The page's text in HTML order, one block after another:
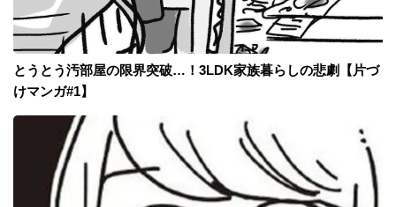
とうとう汚部屋の限界突破…！3LDK家族暮らしの悲劇【片づ
けマンガ#1】